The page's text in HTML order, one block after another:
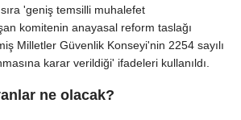
'geniş temsilli muhalefet
komitenin anayasal reform taslağı
Milletler Güvenlik Konseyi'nin 2254 sayılı
karar verildiği' ifadeleri kullanıldı.
ne olacak?